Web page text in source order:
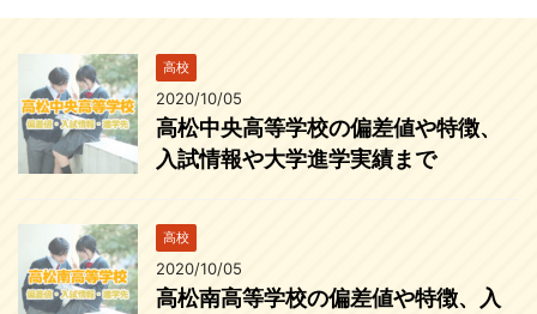
高校
2020/10/05
高松中央高等学校の偏差値や特徴、
入試情報や大学進学実績まで
高校
2020/10/05
高松南高等学校の偏差値や特徴、入